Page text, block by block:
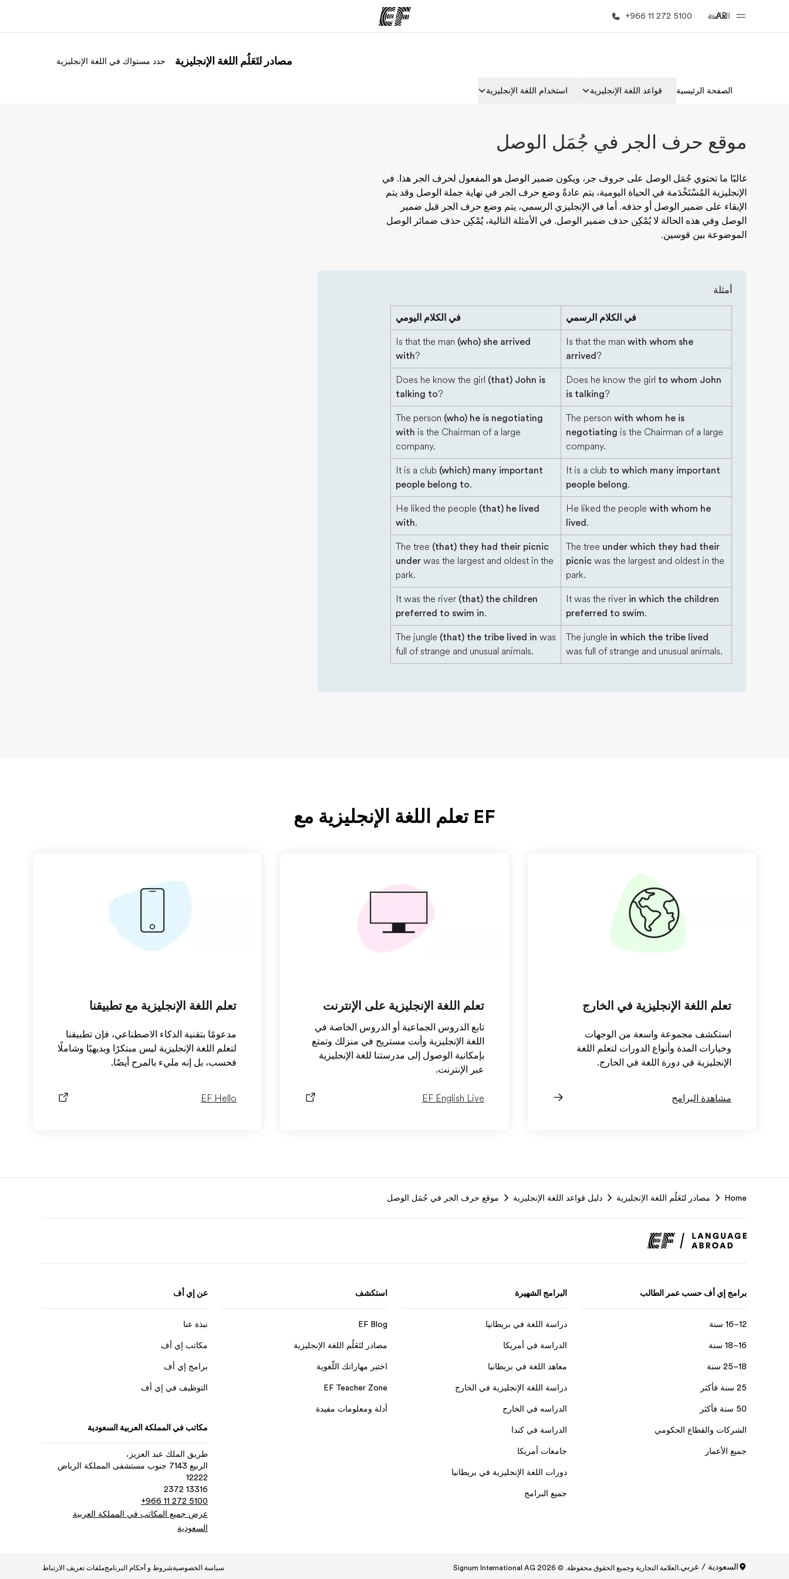
القائمة
AR
+966 11 272 5100
الصفحة الرئيسية برامج
مصادر لتَعَلُم اللغة الإنجليزية حدد مستواك في اللغة الإنجليزية
الصفحة الرئيسية قواعد اللغة الإنجليزية استخدام اللغة الإنجليزية
موقع حرف الجر في جُمَل الوصل
غالبًا ما تحتوي جُمَل الوصل على حروف جر، ويكون ضمير الوصل هو المفعول لحرف الجر هذا. في
الإنجليزية المُسْتَخْدَمة في الحياة اليومية، يتم عادةً وضع حرف الجر في نهاية جملة الوصل وقد يتم
الإبقاء على ضمير الوصل أو حذفه. أما في الإنجليزي الرسمي، يتم وضع حرف الجر قبل ضمير
الوصل وفي هذه الحالة لا يُمْكِن حذف ضمير الوصل. في الأمثلة التالية، يُمْكِن حذف ضمائر الوصل
الموضوعة بين قوسين.
أمثلة
في الكلام اليومي في الكلام الرسمي
Is that the man (who) she arrived
with?
Is that the man with whom she
arrived ?
Does he know the girl (that) John is
talking to?
Does he know the girl to whom John
is talking?
The person (who) he is negotiating
with is the Chairman of a large
company.
The person with whom he is
negotiating is the Chairman of a large
company.
It is a club (which) many important
people belong to.
It is a club to which many important
people belong.
He liked the people (that) he lived
with.
He liked the people with whom he
lived .
The tree (that) they had their picnic
under was the largest and oldest in the
park.
The tree under which they had their
picnic was the largest and oldest in the
park.
It was the river (that) the children
preferred to swim in.
It was the river in which the children
preferred to swim.
The jungle (that) the tribe lived in was
full of strange and unusual animals.
The jungle in which the tribe lived
was full of strange and unusual animals.
EF تعلم اللغة الإنجليزية مع
تعلم اللغة الإنجليزية في الخارج
استكشف مجموعة واسعة من الوجهات
وخيارات المدة وأنواع الدورات لتعلم اللغة
الإنجليزية في دورة اللغة في الخارج.
مشاهدة البرامج
تعلم اللغة الإنجليزية على الإنترنت
تابع الدروس الجماعية أو الدروس الخاصة في
اللغة الإنجليزية وأنت مستريح في منزلك وتمتع
بإمكانية الوصول إلى مدرستنا للغة الإنجليزية
عبر الإنترنت.
EF English Live
تعلم اللغة الإنجليزية مع تطبيقنا
مدعومًا بتقنية الذكاء الاصطناعي، فإن تطبيقنا
لتعلم اللغة الإنجليزية ليس مبتكرًا وبديهيًا وشاملًا
فحسب، بل إنه مليء بالمرح أيضًا.
EF Hello
Home مصادر لتَعَلُم اللغة الإنجليزية دليل قواعد اللغة الإنجليزية موقع حرف الجر في جُمَل الوصل
برامج إي أف حسب عمر الطالب
12–16 سنة
16–18 سنة
18–25 سنة
25 سنة فأكثر
50 سنة فأكثر
الشركات والقطاع الحكومي
جميع الأعمار
البرامج الشهيرة
دراسة اللغة في بريطانيا
الدراسة في أمريكا
معاهد اللغة في بريطانيا
دراسة اللغة الإنجليزية في الخارج
الدراسه في الخارج
الدراسة في كندا
جامعات أمريكا
دورات اللغة الإنجليزية في بريطانيا
جميع البرامج
استكشف
EF Blog
مصادر لتَعَلُم اللغة الإنجليزية
اختبر مهاراتك اللّغوية
EF Teacher Zone
أدلة ومعلومات مفيدة
عن إي أف
نبذة عنا
مكاتب إي أف
برامج إي أف
التوظيف في إي أف
مكاتب في المملكة العربية السعودية
طريق الملك عبد العزيز،
الربيع 7143 جنوب مستشفى المملكة الرياض
12222
13316 2372
+966 11 272 5100
عرض جميع المكاتب في المملكة العربية
السعودية
السعودية / عربي.العلامة التجارية وجميع الحقوق محفوظة. © Signum International AG 2026 سياسة الخصوصيةشروط و أحكام البرنامجملفات تعريف الارتباط